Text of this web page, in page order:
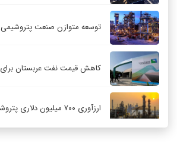
توسعه متوازن صنعت پتروشیمی
کاهش قیمت نفت عربستان
ارزآوری ۷۰۰ میلیون دلاری پتروشیمی بندر امام